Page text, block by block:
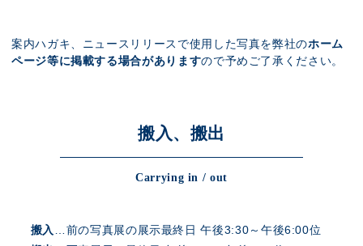
案内ハガキ、ニュースリリースで使用した写真を弊社のホーム
ページ等に掲載する場合がありますので予めご了承ください。
搬入、搬出
Carrying in / out
搬入
…前の写真展の展示最終日 午後3:30～午後6:00位